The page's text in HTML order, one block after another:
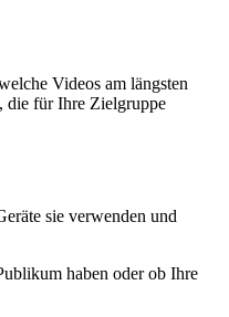
Videos am längsten
die für Ihre Zielgruppe
sie verwenden und
haben oder ob Ihre